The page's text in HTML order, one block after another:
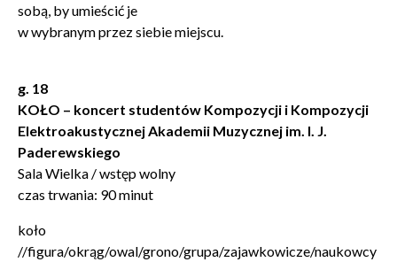
sobą, by umieścić je
w wybranym przez siebie miejscu.
g. 18
KOŁO – koncert studentów Kompozycji i Kompozycji
Elektroakustycznej Akademii Muzycznej im. I. J.
Paderewskiego
Sala Wielka / wstęp wolny
czas trwania: 90 minut
koło
//figura/okrąg/owal/grono/grupa/zajawkowicze/naukowcy